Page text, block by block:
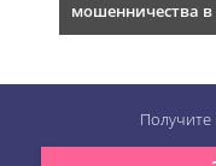
мошенничества в
Получите